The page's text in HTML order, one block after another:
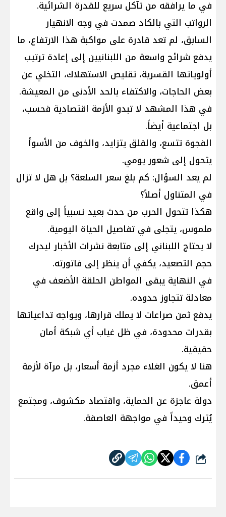
في ما يرافقه من تآكل سريع للقدرة الشرائية.
الرواتب التي بالكاد صمدت في وجه الانهيار
السابق، لم تعد قادرة على مواكبة هذا الارتفاع، ما
يدفع شرائح واسعة من اللبنانيين إلى إعادة ترتيب
أولوياتها القسرية، تقليص الاستهلاك، التخلي عن
بعض الحاجات، والاكتفاء بالحد الأدنى من المعيشة.
في هذا المشهد لا تبدو الأزمة اقتصادية فحسب،
بل اجتماعية أيضاً.
الفجوة تتسع، والقلق يتزايد، والخوف من الأسوأ
يتحول إلى شعور يومي.
لم يعد السؤال: كم بلغ سعر السلعة؟ بل هل لا تزال
في المتناول أصلاً؟
هكذا تتحول الحرب من حدث بعيد نسبياً إلى واقع
ملموس، يتجلى في تفاصيل الحياة اليومية.
لا يحتاج اللبناني إلى متابعة نشرات الأخبار ليدرك
حجم التصعيد، يكفي أن ينظر إلى فاتورته.
في النهاية يبقى المواطن الحلقة الأضعف في
معادلة تتجاوز حدوده.
يدفع ثمن صراعات لا يملك قرارها، ويواجه تداعياتها
بقدرات محدودة، في ظل غياب أي شبكة أمان
حقيقية.
هنا لا يكون الغلاء مجرد أزمة أسعار، بل مرآة لأزمة
أعمق.
دولة عاجزة عن الحماية، واقتصاد مكشوف، ومجتمع
يُترك وحيداً في مواجهة العاصفة.
شارك